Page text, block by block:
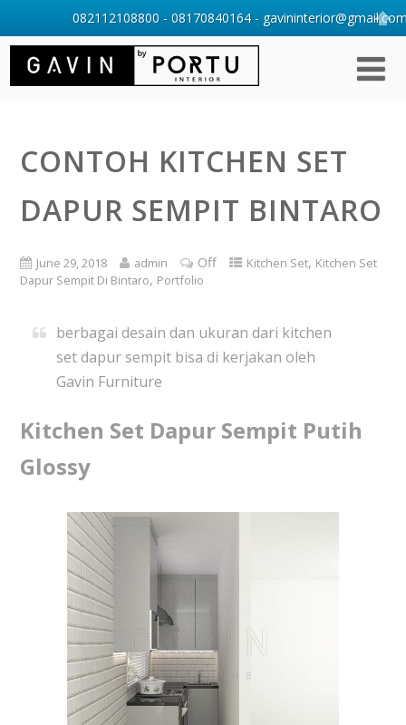
CONTOH KITCHEN SET
DAPUR SEMPIT BINTARO
June 29, 2018 admin Off Kitchen Set, Kitchen Set
Dapur Sempit Di Bintaro, Portfolio
berbagai desain dan ukuran dari kitchen
set dapur sempit bisa di kerjakan oleh
Gavin Furniture
Kitchen Set Dapur Sempit Putih
Glossy
082112108800 - 08170840164 -